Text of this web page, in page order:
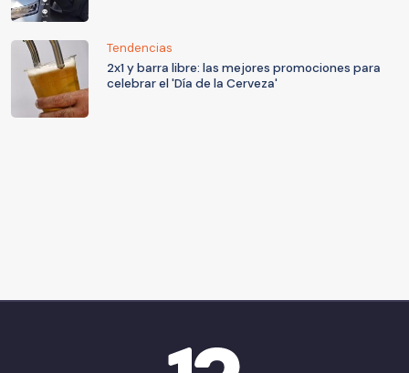
Tendencias
2x1 y barra libre: las mejores promociones para
celebrar el 'Día de la Cerveza'